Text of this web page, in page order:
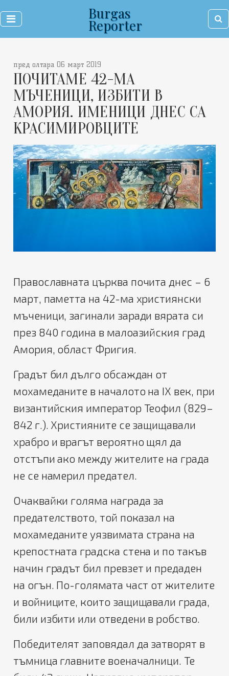
Burgas
Reporter
пред олтара 06 март 2019
ПОЧИТАМЕ 42-МА
МЪЧЕНИЦИ, ИЗБИТИ В
АМОРИЯ. ИМЕНИЦИ ДНЕС СА
КРАСИМИРОВЦИТЕ
Православната църква почита днес – 6
март, паметта на 42-ма християнски
мъченици, загинали заради вярата си
през 840 година в малоазийския град
Амория, област Фригия.
Градът бил дълго обсаждан от
мохамеданите в началото на IX век, при
византийския император Теофил (829–
842 г.). Християните се защищавали
храбро и врагът вероятно щял да
отстъпи ако между жителите на града
не се намерил предател.
Очаквайки голяма награда за
предателството, той показал на
мохамеданите уязвимата страна на
крепостната градска стена и по такъв
начин градът бил превзет и предаден
на огън. По-голямата част от жителите
и войниците, които защищавали града,
били избити или отведени в робство.
Победителят заповядал да затворят в
тъмница главните военачалници. Те